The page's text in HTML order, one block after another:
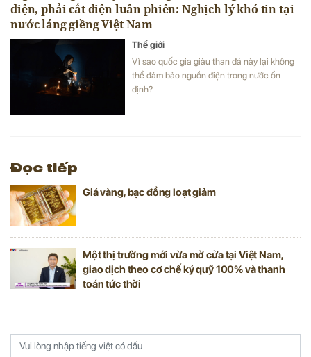
điện, phải cắt điện luân phiên: Nghịch lý khó tin tại
nước láng giềng Việt Nam
Thế giới
Vì sao quốc gia giàu than đá này lại không
thể đảm bảo nguồn điện trong nước ổn
định?
Đọc tiếp
Giá vàng, bạc đồng loạt giảm
Một thị trường mới vừa mở cửa tại Việt Nam,
giao dịch theo cơ chế ký quỹ 100% và thanh
toán tức thời